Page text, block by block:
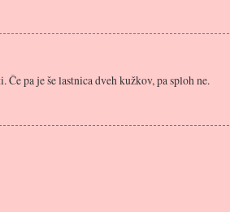
pa je še lastnica dveh kužkov, pa sploh ne.